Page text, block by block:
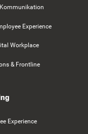
Kommunikation
Experience
Workplace
& Frontline
Experience